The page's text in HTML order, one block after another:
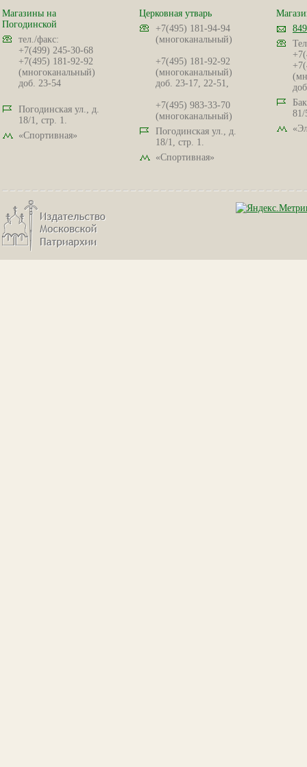
Магазины на
Погодинской
тел./факс:
+7(499) 245-30-68
+7(495) 181-92-92
(многоканальный)
доб. 23-54
Погодинская ул., д.
18/1, стр. 1.
«Спортивная»
Церковная утварь
+7(495) 181-94-94
(многоканальный)
+7(495) 181-92-92
(многоканальный)
доб. 23-17, 22-51,
+7(495) 983-33-70
(многоканальный)
Погодинская ул., д.
18/1, стр. 1.
«Спортивная»
81/